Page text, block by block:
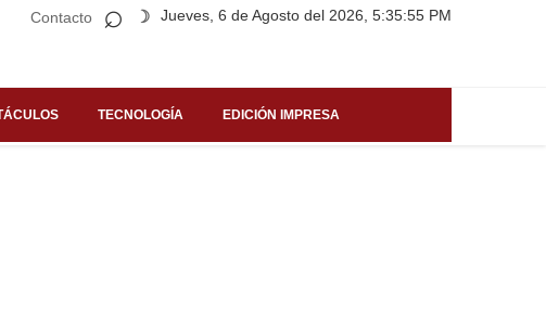
Contacto Jueves, 6 de Agosto del 2026, 5:35:55 PM
⌕ ☽
TECNOLOGÍA EDICIÓN IMPRESA